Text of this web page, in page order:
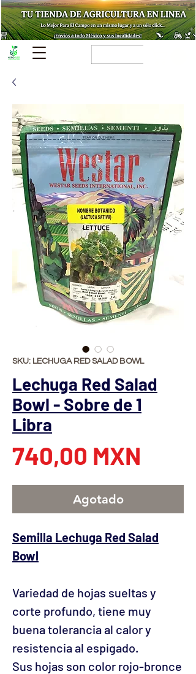
SKU: LECHUGA RED SALAD BOWL
Lechuga Red Salad
Bowl - Sobre de 1
Libra
740,00 MXN
Agotado
Semilla Lechuga Red Salad
Bowl
Variedad de hojas sueltas y
corte profundo, tiene muy
buena tolerancia al calor y
resistencia al espigado.
Sus hojas son color rojo-bronce